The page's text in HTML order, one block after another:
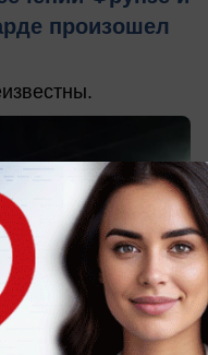
произошел